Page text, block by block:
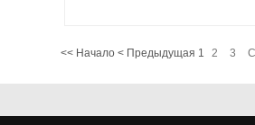
<< Начало< Предыдущая 1 2 3